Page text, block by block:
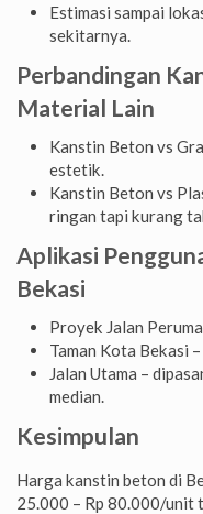
Estimasi sampai
sekitarnya.
Perbandingan
Material Lain
Kanstin Beton vs
estetik.
Kanstin Beton vs
ringan tapi kurang
Aplikasi
Bekasi
Proyek Jalan
Taman Kota Bekasi
Jalan Utama –
median.
Kesimpulan
Harga kanstin beton di
25.000 – Rp 80.000/unit